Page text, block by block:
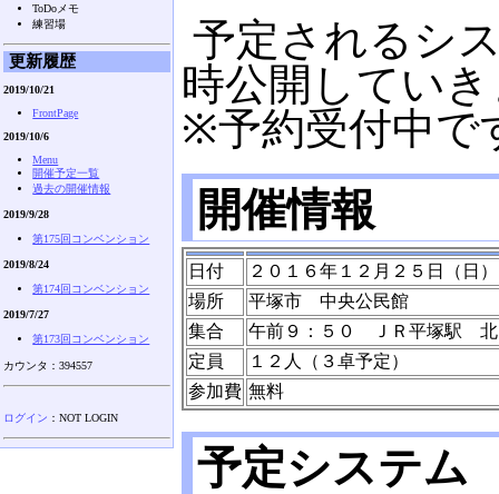
予定されるシ
時公開してい
※予約受付中で
開催情報
日付
２０１６年１２月２５日（日）
場所
平塚市 中央公民館
集合
午前９：５０ ＪＲ平塚駅 北
定員
１２人（３卓予定）
参加費 無料
予定システム
ToDoメモ
練習場
更新履歴
2019/10/21
FrontPage
2019/10/6
Menu
開催予定一覧
過去の開催情報
2019/9/28
第175回コンベンション
2019/8/24
第174回コンベンション
2019/7/27
第173回コンベンション
カウンタ：394557
ログイン ：NOT LOGIN